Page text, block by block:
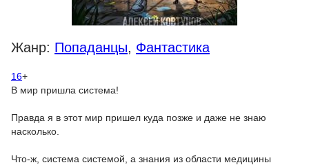
Жанр: Попаданцы, Фантастика
16+
В мир пришла система!
Правда я в этот мир пришел куда позже и даже не знаю
насколько.
Что-ж, система системой, а знания из области медицины